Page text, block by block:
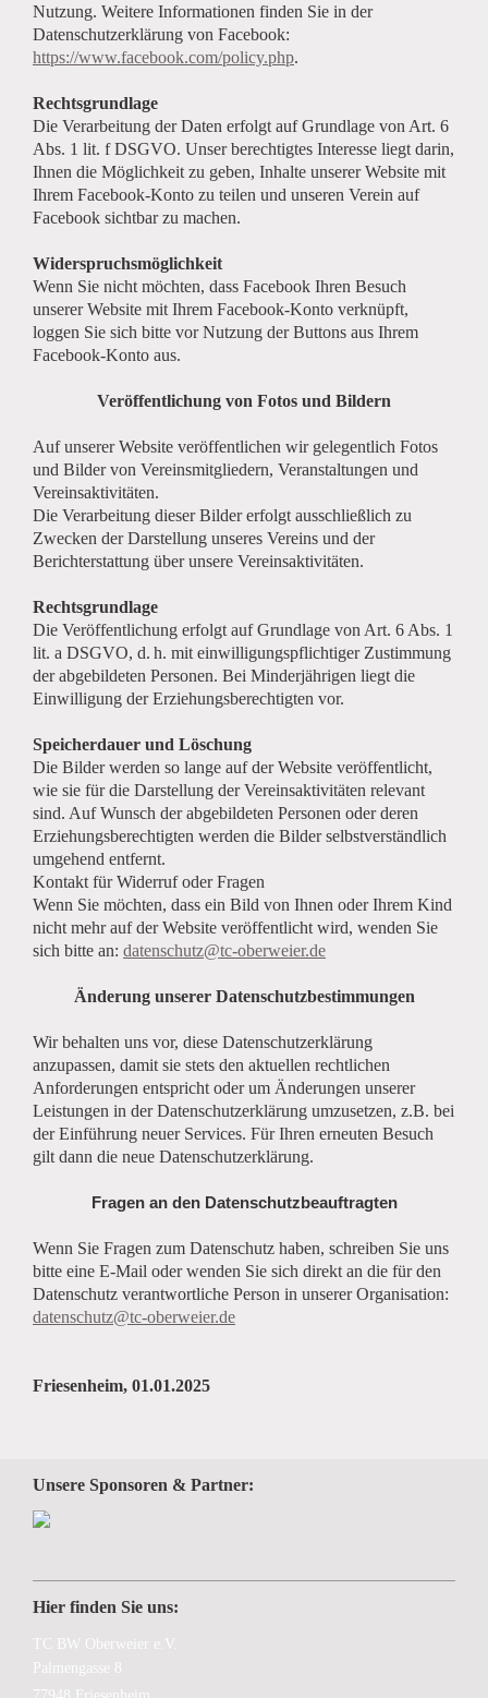
Nutzung. Weitere Informationen finden Sie in der
Datenschutzerklärung von Facebook:
https://www.facebook.com/policy.php.
Rechtsgrundlage
Die Verarbeitung der Daten erfolgt auf Grundlage von Art. 6
Abs. 1 lit. f DSGVO. Unser berechtigtes Interesse liegt darin,
Ihnen die Möglichkeit zu geben, Inhalte unserer Website mit
Ihrem Facebook-Konto zu teilen und unseren Verein auf
Facebook sichtbar zu machen.
Widerspruchsmöglichkeit
Wenn Sie nicht möchten, dass Facebook Ihren Besuch
unserer Website mit Ihrem Facebook-Konto verknüpft,
loggen Sie sich bitte vor Nutzung der Buttons aus Ihrem
Facebook-Konto aus.
Veröffentlichung von Fotos und Bildern
Auf unserer Website veröffentlichen wir gelegentlich Fotos
und Bilder von Vereinsmitgliedern, Veranstaltungen und
Vereinsaktivitäten.
Die Verarbeitung dieser Bilder erfolgt ausschließlich zu
Zwecken der Darstellung unseres Vereins und der
Berichterstattung über unsere Vereinsaktivitäten.
Rechtsgrundlage
Die Veröffentlichung erfolgt auf Grundlage von Art. 6 Abs. 1
lit. a DSGVO, d. h. mit einwilligungspflichtiger Zustimmung
der abgebildeten Personen. Bei Minderjährigen liegt die
Einwilligung der Erziehungsberechtigten vor.
Speicherdauer und Löschung
Die Bilder werden so lange auf der Website veröffentlicht,
wie sie für die Darstellung der Vereinsaktivitäten relevant
sind. Auf Wunsch der abgebildeten Personen oder deren
Erziehungsberechtigten werden die Bilder selbstverständlich
umgehend entfernt.
Kontakt für Widerruf oder Fragen
Wenn Sie möchten, dass ein Bild von Ihnen oder Ihrem Kind
nicht mehr auf der Website veröffentlicht wird, wenden Sie
sich bitte an: datenschutz@tc-oberweier.de
Änderung unserer Datenschutzbestimmungen
Wir behalten uns vor, diese Datenschutzerklärung
anzupassen, damit sie stets den aktuellen rechtlichen
Anforderungen entspricht oder um Änderungen unserer
Leistungen in der Datenschutzerklärung umzusetzen, z.B. bei
der Einführung neuer Services. Für Ihren erneuten Besuch
gilt dann die neue Datenschutzerklärung.
Fragen an den Datenschutzbeauftragten
Wenn Sie Fragen zum Datenschutz haben, schreiben Sie uns
bitte eine E-Mail oder wenden Sie sich direkt an die für den
Datenschutz verantwortliche Person in unserer Organisation:
datenschutz@tc-oberweier.de
Friesenheim, 01.01.2025
Unsere Sponsoren & Partner:
Hier finden Sie uns:
TC BW Oberweier e.V.
Palmengasse 8